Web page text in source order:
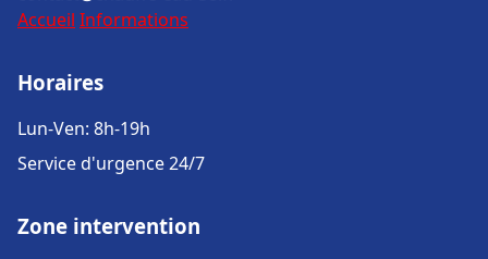
Accueil Informations
Horaires
Lun-Ven: 8h-19h
Service d'urgence 24/7
Zone intervention